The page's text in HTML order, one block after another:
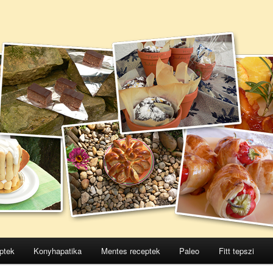
Konyhapatika Mentes receptek Paleo Fitt tepszi